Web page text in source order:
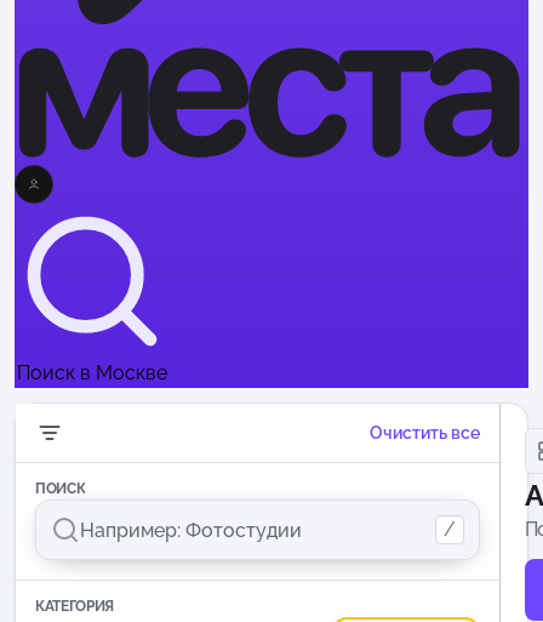
Поиск в Москве
Очистить все
ПОИСК
/
КАТЕГОРИЯ